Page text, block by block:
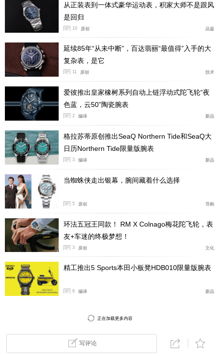
雪花密镶表盘与优雅轮廓相得益彰，全新迷你黛绰
维纳腕表将精湛工艺，与该系列一贯的精致格调及现代女
性气质无间融合。在需要闪耀光芒的时刻，迷你黛绰维纳
系列以璀璨光华，为浪琴表的故事再添动人一笔。
【腕表说明】
浪琴表迷你黛绰维纳系列 腕表编号：L5.200.4.87.
2 建议零售价：RMB 17,700
隽永经典的迷你黛绰维纳系列，是浪琴表黛绰维纳系列的
延伸，亦是品牌的代表性系列之一，其灵感源自品牌1927
年推出的矩形腕表。这些精致的珠宝腕表，是精湛工艺的
优雅见证，以低调含蓄的方式，诠释当代女性魅力与静谧
奢华。此款腕表采用21.50毫米 x 29.00毫米矩形精钢表
壳，展现了精妙的宝石镶嵌艺术。其独特表盘以雪花密镶
工艺镶嵌163颗高品质钻石，总重0.268克拉，并点缀莹润
致对比，6点钟位置的小秒盘则延续了系列的标志性设
具备30米（3巴）防水性能。腕表搭配一款雅致的蓝色缎
从正装表到一体式豪华运动表，积家大师不是跟风
是回归
10 原创 品鉴
延续85年“从未中断”，百达翡丽“最值得”入手的大
复杂表，是它
11 原创 技术
爱彼推出皇家橡树系列自动上链浮动式陀飞轮“夜
色蓝，云50”陶瓷腕表
2 编译 新品
格拉苏蒂原创推出SeaQ Northern Tide和SeaQ大
日历Northern Tide限量版腕表
3 编译 新品
当蜘蛛侠走出银幕，腕间藏着什么选择
5 原创 导购
环法五冠王同款！ RM X Colnago梅花陀飞轮，表
友+车迷的终极梦想！
3 原创 文化
精工推出5 Sports本田小板凳HDB010限量版腕表
6 编译 新品
正在加载更多内容
写评论